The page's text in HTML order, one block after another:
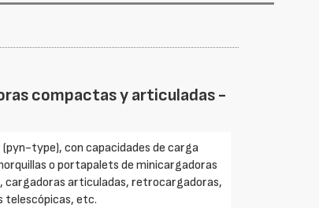
compactas y articuladas -
(pyn-type), con capacidades de carga
o portapalets de minicargadoras
articuladas, retrocargadoras,
telescópicas, etc.